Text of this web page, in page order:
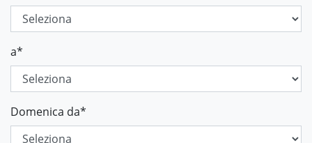
a*
Domenica da*